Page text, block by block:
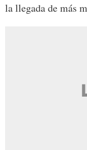
la llegada de más